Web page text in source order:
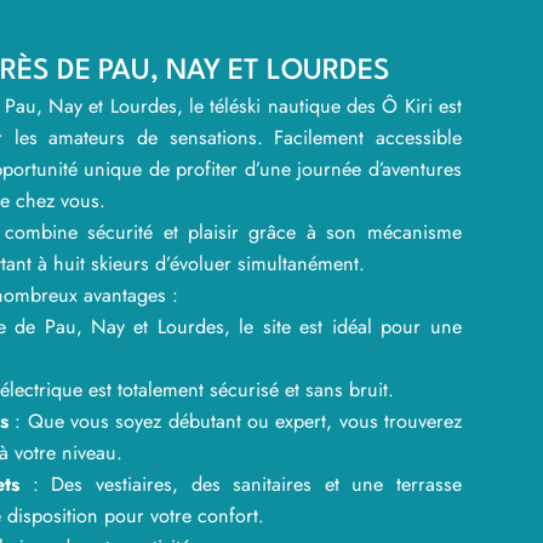
DE PAU, NAY ET LOURDES
Nay et Lourdes, le téléski nautique des Ô Kiri est
amateurs de sensations. Facilement accessible
unique de profiter d’une journée d’aventures
chez vous.
sécurité et plaisir grâce à son mécanisme
à huit skieurs d’évoluer simultanément.
avantages :
Pau, Nay et Lourdes, le site est idéal pour une
est totalement sécurisé et sans bruit.
: Que vous soyez débutant ou expert, vous trouverez
votre niveau.
: Des vestiaires, des sanitaires et une terrasse
disposition pour votre confort.